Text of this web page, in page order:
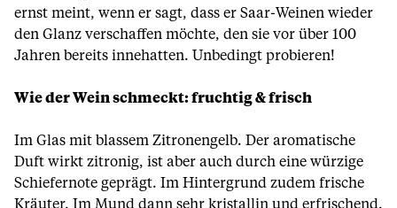
ernst meint, wenn er sagt, dass er Saar-Weinen wieder
den Glanz verschaffen möchte, den sie vor über 100
Jahren bereits innehatten. Unbedingt probieren!
Wie der Wein schmeckt: fruchtig & frisch
Im Glas mit blassem Zitronengelb. Der aromatische
Duft wirkt zitronig, ist aber auch durch eine würzige
Schiefernote geprägt. Im Hintergrund zudem frische
Kräuter. Im Mund dann sehr kristallin und erfrischend.